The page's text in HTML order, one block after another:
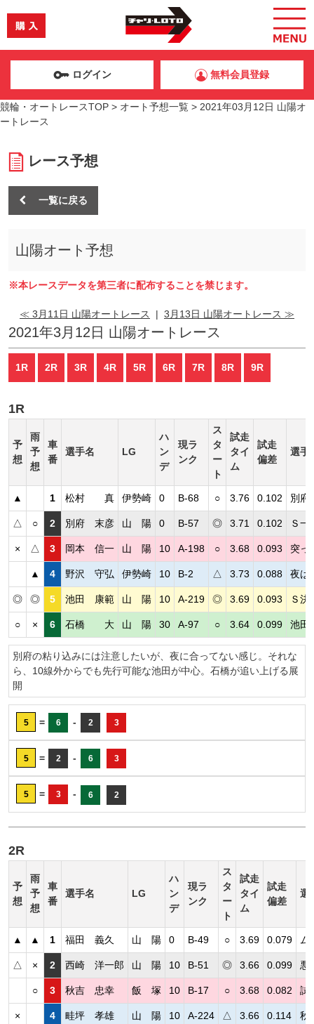
ログイン 無料会員登録
競輪・オートレースTOP > オート予想一覧 > 2021年03月12日 山陽オ
ートレース
レース予想
一覧に戻る
山陽オート予想
※本レースデータを第三者に配布することを禁じます。
≪ 3月11日 山陽オートレース | 3月13日 山陽オートレース ≫
2021年3月12日 山陽オートレース
1R 2R 3R 4R 5R 6R 7R 8R 9R
1R
予
想
雨
予
想
車
番
選手名 LG
ハ
ン
デ
現ラ
ンク
ス
タ
ー
ト
試走
タイ
ム
試走
偏差
選手
▲ 1 松村 真 伊勢崎 0 B-68 ○ 3.76 0.102 別府
△ ○ 2 別府 末彦 山 陽 0 B-57 ◎ 3.71 0.102 Ｓ一
× △ 3 岡本 信一 山 陽 10 A-198 ○ 3.68 0.093 突っ
▲ 4 野沢 守弘 伊勢崎 10 B-2 △ 3.73 0.088 夜は
◎ ◎ 5 池田 康範 山 陽 10 A-219 ◎ 3.69 0.093 Ｓ決
○ × 6 石橋 大 山 陽 30 A-97 ○ 3.64 0.099 池田
別府の粘り込みには注意したいが、夜に合ってない感じ。それな
ら、10線外からでも先行可能な池田が中心。石橋が追い上げる展
開
5 = 6 - 2 3
5 = 2 - 6 3
5 = 3 - 6 2
2R
予
想
雨
予
想
車
番
選手名 LG
ハ
ン
デ
現ラ
ンク
ス
タ
ー
ト
試走
タイ
ム
試走
偏差
選
▲ ▲ 1 福田 義久 山 陽 0 B-49 ○ 3.69 0.079 ム
△ × 2 西崎 洋一郎 山 陽 10 B-51 ◎ 3.66 0.099 悪
○ 3 秋吉 忠幸 飯 塚 10 B-17 ○ 3.68 0.082 試
× 4 畦坪 孝雄 山 陽 10 A-224 △ 3.66 0.114 秋